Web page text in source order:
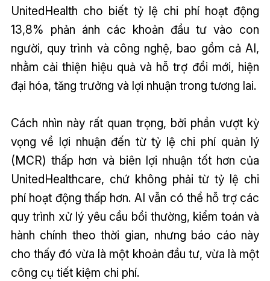
UnitedHealth cho biết tỷ lệ chi phí hoạt động
13,8% phản ánh các khoản đầu tư vào con
người, quy trình và công nghệ, bao gồm cả AI,
nhằm cải thiện hiệu quả và hỗ trợ đổi mới, hiện
đại hóa, tăng trưởng và lợi nhuận trong tương lai.
Cách nhìn này rất quan trọng, bởi phần vượt kỳ
vọng về lợi nhuận đến từ tỷ lệ chi phí quản lý
(MCR) thấp hơn và biên lợi nhuận tốt hơn của
UnitedHealthcare, chứ không phải từ tỷ lệ chi
phí hoạt động thấp hơn. AI vẫn có thể hỗ trợ các
quy trình xử lý yêu cầu bồi thường, kiểm toán và
hành chính theo thời gian, nhưng báo cáo này
cho thấy đó vừa là một khoản đầu tư, vừa là một
công cụ tiết kiệm chi phí.